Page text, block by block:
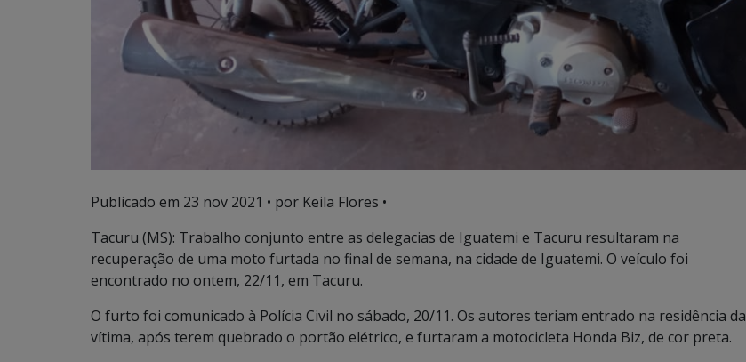
Publicado em 23 nov 2021 • por Keila Flores •
Tacuru (MS): Trabalho conjunto entre as delegacias de Iguatemi e Tacuru resultaram na
recuperação de uma moto furtada no final de semana, na cidade de Iguatemi. O veículo foi
encontrado no ontem, 22/11, em Tacuru.
O furto foi comunicado à Polícia Civil no sábado, 20/11. Os autores teriam entrado na residência da
vítima, após terem quebrado o portão elétrico, e furtaram a motocicleta Honda Biz, de cor preta.